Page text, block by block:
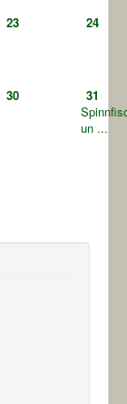
23 24
30
31
un ...